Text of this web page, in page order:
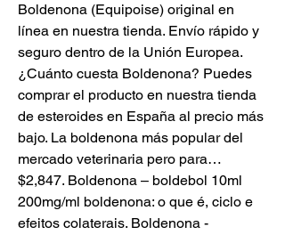
Boldenona (Equipoise) original en
línea en nuestra tienda. Envío rápido y
seguro dentro de la Unión Europea.
¿Cuánto cuesta Boldenona? Puedes
comprar el producto en nuestra tienda
de esteroides en España al precio más
bajo. La boldenona más popular del
mercado veterinaria pero para…
$2,847. Boldenona – boldebol 10ml
200mg/ml boldenona: o que é, ciclo e
efeitos colaterais. Boldenona -